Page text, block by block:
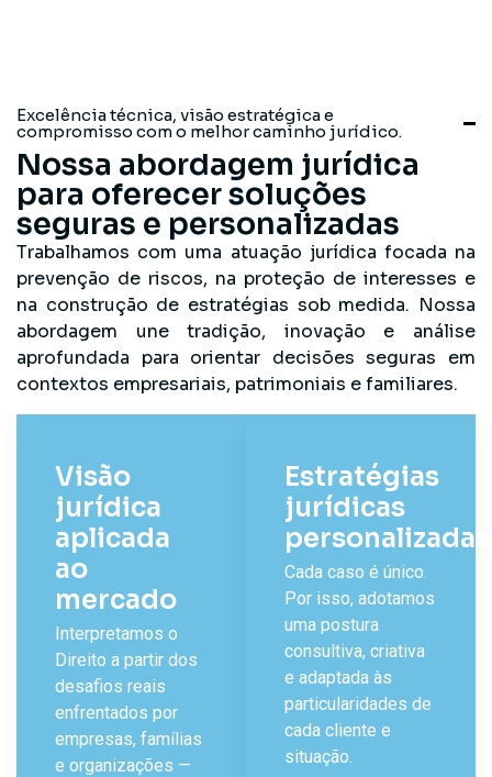
Excelência técnica, visão estratégica e
compromisso com o melhor caminho jurídico.
Nossa abordagem jurídica
para oferecer soluções
seguras e personalizadas
Trabalhamos com uma atuação jurídica focada na
prevenção de riscos, na proteção de interesses e
na construção de estratégias sob medida. Nossa
abordagem une tradição, inovação e análise
aprofundada para orientar decisões seguras em
contextos empresariais, patrimoniais e familiares.
Visão
jurídica
aplicada
ao
mercado
Interpretamos o
Direito a partir dos
desafios reais
enfrentados por
empresas, famílias
e organizações —
Estratégias
jurídicas
personalizadas
Cada caso é único.
Por isso, adotamos
uma postura
consultiva, criativa
e adaptada às
particularidades de
cada cliente e
situação.